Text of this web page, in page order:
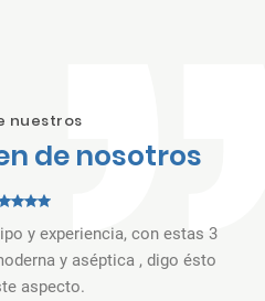
nuestros
de nosotros
y experiencia, con estas 3
y aséptica , digo ésto
aspecto.